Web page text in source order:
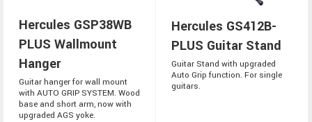
Hercules GSP38WB
PLUS Wallmount
Hanger
Guitar hanger for wall mount
with AUTO GRIP SYSTEM. Wood
base and short arm, now with
upgraded AGS yoke.
Hercules GS412B-
PLUS Guitar Stand
Guitar Stand with upgraded
Auto Grip function. For single
guitars.